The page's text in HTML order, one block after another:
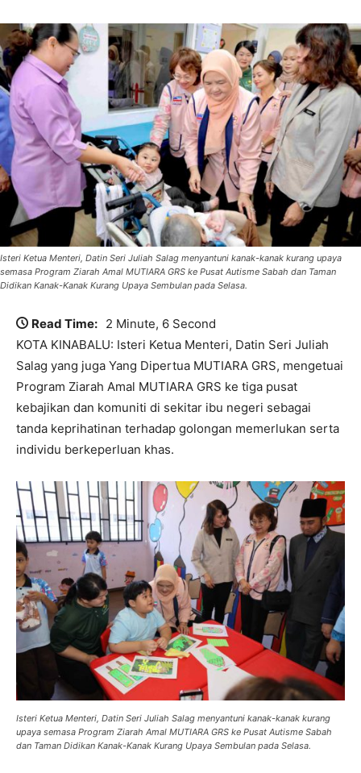
Isteri Ketua Menteri, Datin Seri Juliah Salag menyantuni kanak-kanak kurang upaya
semasa Program Ziarah Amal MUTIARA GRS ke Pusat Autisme Sabah dan Taman
Didikan Kanak-Kanak Kurang Upaya Sembulan pada Selasa.
Read Time: 2 Minute, 6 Second
KOTA KINABALU: Isteri Ketua Menteri, Datin Seri Juliah
Salag yang juga Yang Dipertua MUTIARA GRS, mengetuai
Program Ziarah Amal MUTIARA GRS ke tiga pusat
kebajikan dan komuniti di sekitar ibu negeri sebagai
tanda keprihatinan terhadap golongan memerlukan serta
individu berkeperluan khas.
Isteri Ketua Menteri, Datin Seri Juliah Salag menyantuni kanak-kanak kurang
upaya semasa Program Ziarah Amal MUTIARA GRS ke Pusat Autisme Sabah
dan Taman Didikan Kanak-Kanak Kurang Upaya Sembulan pada Selasa.